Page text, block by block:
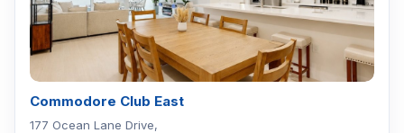
Commodore Club East
177 Ocean Lane Drive,